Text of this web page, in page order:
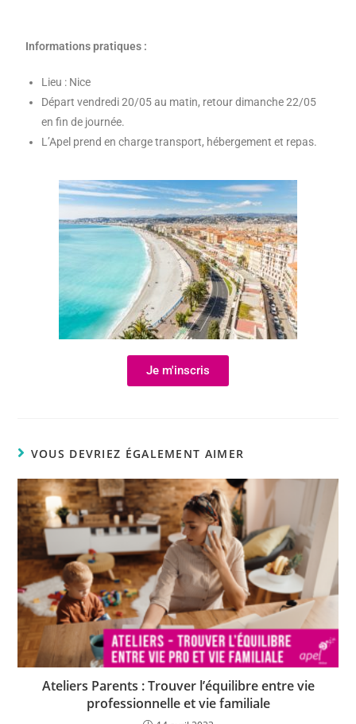
Informations pratiques :
Lieu : Nice
Départ vendredi 20/05 au matin, retour dimanche 22/05
en fin de journée.
L’Apel prend en charge transport, hébergement et repas.
Je m'inscris
VOUS DEVRIEZ ÉGALEMENT AIMER
Ateliers Parents : Trouver l’équilibre entre vie
professionnelle et vie familiale